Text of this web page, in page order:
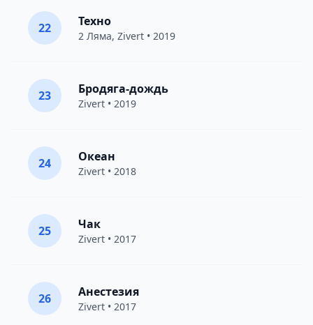
22 Техно
2 Ляма, Zivert • 2019
23 Бродяга-дождь
Zivert • 2019
24 Океан
Zivert • 2018
25 Чак
Zivert • 2017
26 Анестезия
Zivert • 2017